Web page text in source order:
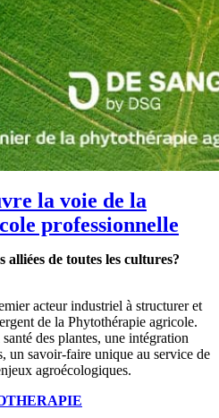
la voie de la
professionnelle
alliées de toutes les cultures?
acteur industriel à structurer et
de la Phytothérapie agricole.
des plantes, une intégration
un savoir-faire unique au service de
agroécologiques.